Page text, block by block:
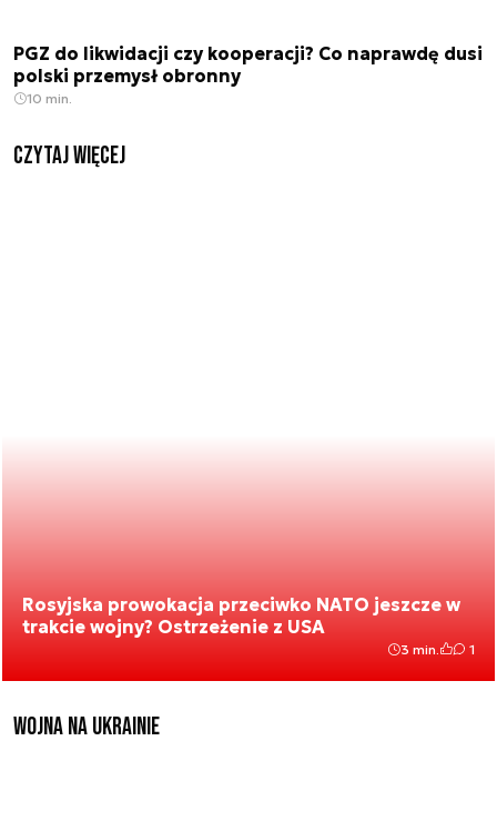
PGZ do likwidacji czy kooperacji? Co naprawdę dusi
polski przemysł obronny
10 min.
czytaj więcej
Rosyjska prowokacja przeciwko NATO jeszcze w
trakcie wojny? Ostrzeżenie z USA
3 min. 1
Wojna na Ukrainie